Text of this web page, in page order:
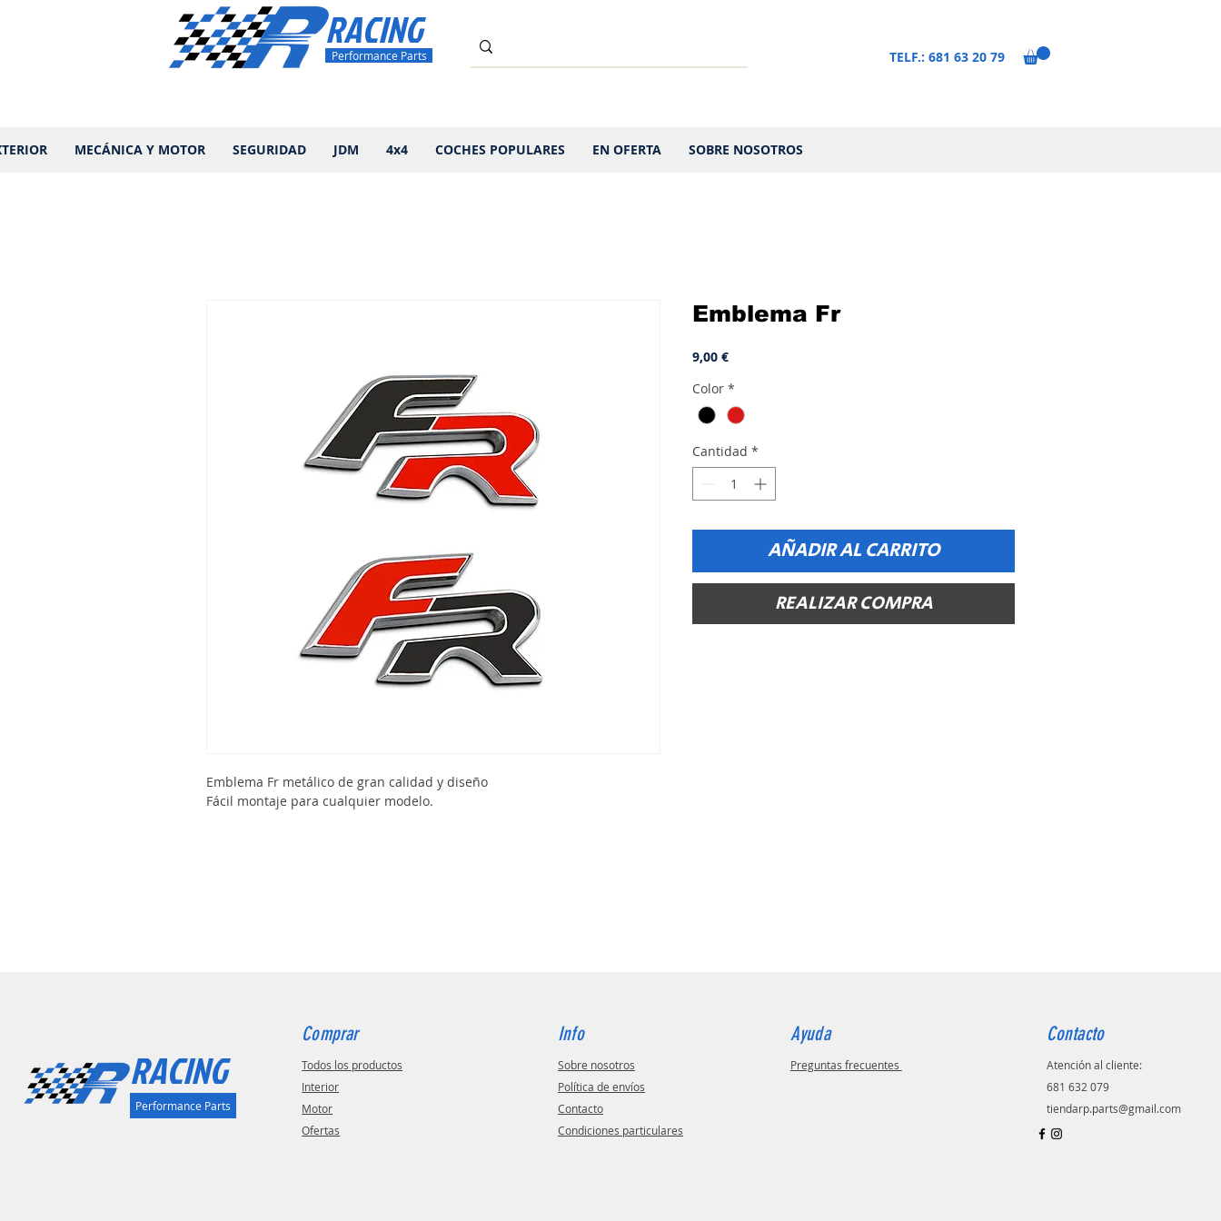
RACING
Performance Parts TELF.: 681 63 20 79
MECÁNICA Y MOTOR SEGURIDAD JDM 4x4 COCHES POPULARES EN OFERTA SOBRE NOSOTROS
Emblema Fr metálico de gran calidad y diseño
Fácil montaje para cualquier modelo.
Emblema Fr
9,00 €Precio
Color *
Cantidad *
AÑADIR AL CARRITO
REALIZAR COMPRA
RACING
Performance Parts
Comprar
Todos los productos
Interior
Motor
Ofertas
Info
Sobre nosotros
Política de envíos
Contacto
Condiciones particulares
Ayuda
Preguntas frecuentes
Contacto
Atención al cliente:
681 632 079
tiendarp.parts@gmail.com